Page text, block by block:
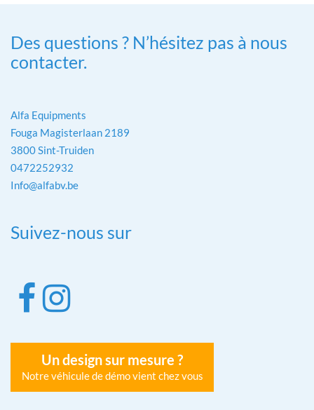
Des questions ? N’hésitez pas à nous
contacter.
Alfa Equipments
Fouga Magisterlaan 2189
3800 Sint-Truiden
0472252932
Info@alfabv.be
Suivez-nous sur
Un design sur mesure ?
Notre véhicule de démo vient chez vous